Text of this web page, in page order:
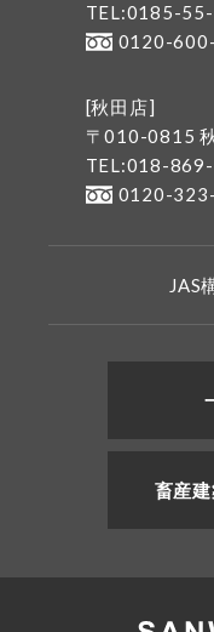
TEL:0185-
0120-
[秋田店]
〒010-0815
TEL:018-
0120-
JAS
畜産